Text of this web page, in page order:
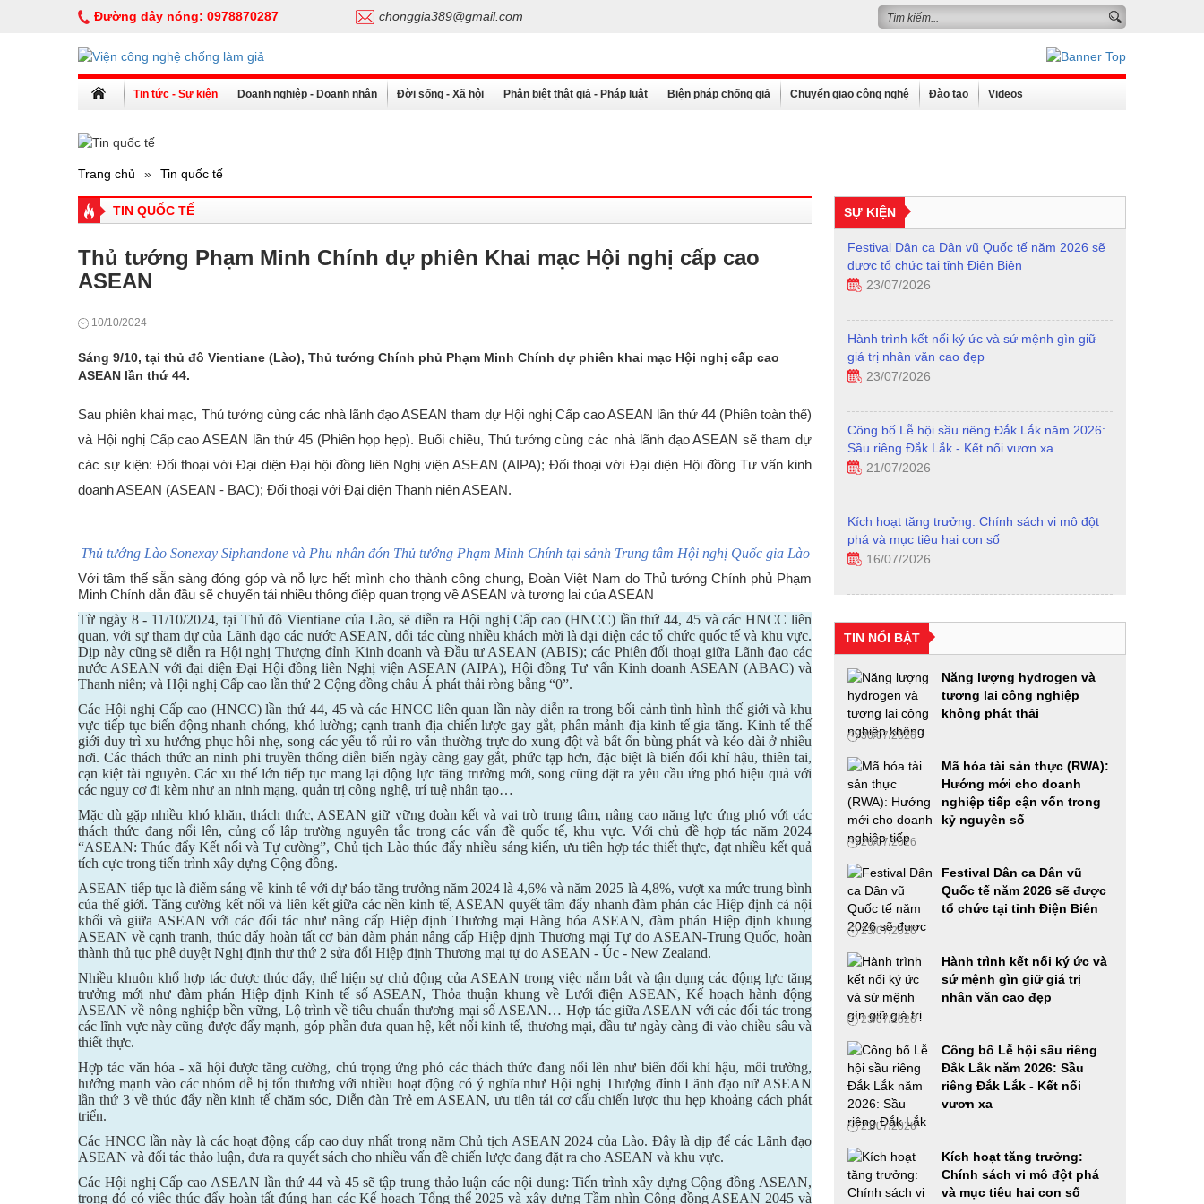
Đường dây nóng: 0978870287 chonggia389@gmail.com
Tin tức - Sự kiện Doanh nghiệp - Doanh nhân Đời sống - Xã hội Phân biệt thật giả - Pháp luật Biện pháp chống giả Chuyển giao công nghệ Đào tạo Videos
Trang chủ » Tin quốc tế
TIN QUỐC TẾ
Thủ tướng Phạm Minh Chính dự phiên Khai mạc Hội nghị cấp cao
ASEAN
10/10/2024
Sáng 9/10, tại thủ đô Vientiane (Lào), Thủ tướng Chính phủ Phạm Minh Chính dự phiên khai mạc Hội nghị cấp cao
ASEAN lần thứ 44.
Sau phiên khai mạc, Thủ tướng cùng các nhà lãnh đạo ASEAN tham dự Hội nghị Cấp cao ASEAN lần thứ 44 (Phiên toàn thể)
và Hội nghị Cấp cao ASEAN lần thứ 45 (Phiên họp hẹp). Buổi chiều, Thủ tướng cùng các nhà lãnh đạo ASEAN sẽ tham dự
các sự kiện: Đối thoại với Đại diện Đại hội đồng liên Nghị viện ASEAN (AIPA); Đối thoại với Đại diện Hội đồng Tư vấn kinh
doanh ASEAN (ASEAN - BAC); Đối thoại với Đại diện Thanh niên ASEAN.
Thủ tướng Lào Sonexay Siphandone và Phu nhân đón Thủ tướng Phạm Minh Chính tại sảnh Trung tâm Hội nghị Quốc gia Lào
Với tâm thế sẵn sàng đóng góp và nỗ lực hết mình cho thành công chung, Đoàn Việt Nam do Thủ tướng Chính phủ Phạm
Minh Chính dẫn đầu sẽ chuyển tải nhiều thông điệp quan trọng về ASEAN và tương lai của ASEAN
Từ ngày 8 - 11/10/2024, tại Thủ đô Vientiane của Lào, sẽ diễn ra Hội nghị Cấp cao (HNCC) lần thứ 44, 45 và các HNCC liên
quan, với sự tham dự của Lãnh đạo các nước ASEAN, đối tác cùng nhiều khách mời là đại diện các tổ chức quốc tế và khu vực.
Dịp này cũng sẽ diễn ra Hội nghị Thượng đỉnh Kinh doanh và Đầu tư ASEAN (ABIS); các Phiên đối thoại giữa Lãnh đạo các
nước ASEAN với đại diện Đại Hội đồng liên Nghị viện ASEAN (AIPA), Hội đồng Tư vấn Kinh doanh ASEAN (ABAC) và
Thanh niên; và Hội nghị Cấp cao lần thứ 2 Cộng đồng châu Á phát thải ròng bằng “0”.
Các Hội nghị Cấp cao (HNCC) lần thứ 44, 45 và các HNCC liên quan lần này diễn ra trong bối cảnh tình hình thế giới và khu
vực tiếp tục biến động nhanh chóng, khó lường; cạnh tranh địa chiến lược gay gắt, phân mảnh địa kinh tế gia tăng. Kinh tế thế
giới duy trì xu hướng phục hồi nhẹ, song các yếu tố rủi ro vẫn thường trực do xung đột và bất ổn bùng phát và kéo dài ở nhiều
nơi. Các thách thức an ninh phi truyền thống diễn biến ngày càng gay gắt, phức tạp hơn, đặc biệt là biến đổi khí hậu, thiên tai,
cạn kiệt tài nguyên. Các xu thế lớn tiếp tục mang lại động lực tăng trưởng mới, song cũng đặt ra yêu cầu ứng phó hiệu quả với
các nguy cơ đi kèm như an ninh mạng, quản trị công nghệ, trí tuệ nhân tạo…
Mặc dù gặp nhiều khó khăn, thách thức, ASEAN giữ vững đoàn kết và vai trò trung tâm, nâng cao năng lực ứng phó với các
thách thức đang nổi lên, củng cố lâp trường nguyên tắc trong các vấn đề quốc tế, khu vực. Với chủ đề hợp tác năm 2024
“ASEAN: Thúc đẩy Kết nối và Tự cường”, Chủ tịch Lào thúc đẩy nhiều sáng kiến, ưu tiên hợp tác thiết thực, đạt nhiều kết quả
tích cực trong tiến trình xây dựng Cộng đồng.
ASEAN tiếp tục là điểm sáng về kinh tế với dự báo tăng trưởng năm 2024 là 4,6% và năm 2025 là 4,8%, vượt xa mức trung bình
của thế giới. Tăng cường kết nối và liên kết giữa các nền kinh tế, ASEAN quyết tâm đẩy nhanh đàm phán các Hiệp định cả nội
khối và giữa ASEAN với các đối tác như nâng cấp Hiệp định Thương mại Hàng hóa ASEAN, đàm phán Hiệp định khung
ASEAN về cạnh tranh, thúc đẩy hoàn tất cơ bản đàm phán nâng cấp Hiệp định Thương mại Tự do ASEAN-Trung Quốc, hoàn
thành thủ tục phê duyệt Nghị định thư thứ 2 sửa đổi Hiệp định Thương mại tự do ASEAN - Úc - New Zealand.
Nhiều khuôn khổ hợp tác được thúc đẩy, thể hiện sự chủ động của ASEAN trong việc nắm bắt và tận dụng các động lực tăng
trưởng mới như đàm phán Hiệp định Kinh tế số ASEAN, Thỏa thuận khung về Lưới điện ASEAN, Kế hoạch hành động
ASEAN về nông nghiệp bền vững, Lộ trình về tiêu chuẩn thương mại số ASEAN… Hợp tác giữa ASEAN với các đối tác trong
các lĩnh vực này cũng được đẩy mạnh, góp phần đưa quan hệ, kết nối kinh tế, thương mại, đầu tư ngày càng đi vào chiều sâu và
thiết thực.
Hợp tác văn hóa - xã hội được tăng cường, chú trọng ứng phó các thách thức đang nổi lên như biến đổi khí hậu, môi trường,
hướng mạnh vào các nhóm dễ bị tổn thương với nhiều hoạt động có ý nghĩa như Hội nghị Thượng đỉnh Lãnh đạo nữ ASEAN
lần thứ 3 về thúc đẩy nền kinh tế chăm sóc, Diễn đàn Trẻ em ASEAN, ưu tiên tái cơ cấu chiến lược thu hẹp khoảng cách phát
triển.
Các HNCC lần này là các hoạt động cấp cao duy nhất trong năm Chủ tịch ASEAN 2024 của Lào. Đây là dịp để các Lãnh đạo
ASEAN và đối tác thảo luận, đưa ra quyết sách cho nhiều vấn đề chiến lược đang đặt ra cho ASEAN và khu vực.
Các Hội nghị Cấp cao ASEAN lần thứ 44 và 45 sẽ tập trung thảo luận các nội dung: Tiến trình xây dựng Cộng đồng ASEAN,
trong đó có việc thúc đẩy hoàn tất đúng hạn các Kế hoạch Tổng thể 2025 và xây dựng Tầm nhìn Cộng đồng ASEAN 2045 và
SỰ KIỆN
Festival Dân ca Dân vũ Quốc tế năm 2026 sẽ
được tổ chức tại tỉnh Điện Biên
23/07/2026
Hành trình kết nối ký ức và sứ mệnh gìn giữ
giá trị nhân văn cao đẹp
23/07/2026
Công bố Lễ hội sầu riêng Đắk Lắk năm 2026:
Sầu riêng Đắk Lắk - Kết nối vươn xa
21/07/2026
Kích hoạt tăng trưởng: Chính sách vi mô đột
phá và mục tiêu hai con số
16/07/2026
đình Việt Nam qua các thời kỳ, thực trạng và
Diễn đàn Phát triển hạ tầng năng lượng thông
minh
24/06/2026
Từ “Con đường tương lai” đến mô hình kinh tế
mới trong thời đại AI
23/06/2026
Diễn đàn Phát triển Nhiên liệu sinh học 2026:
Từ chủ trương của Đảng đến hành động Quốc
gia
VIMEXPO 2026 và Vietnam AutoExpo 2026:
Cầu nối hiệu quả cho các doanh nghiệp trong
ngành Ô tô, xe máy và Công nghiệp hỗ trợ
Ứng dụng công nghệ số, AI và mã hóa tài sản
thực trong phát triển doanh nghiệp Việt Nam
27/05/2026
Phát động cuộc thi Samsung solve for
tomorrow 2026 tại khu vực phía Nam, hoàn
thành chuỗi roadshow ba miền
TIN NỔI BẬT
Năng lượng hydrogen và
tương lai công nghiệp
không phát thải
30/07/2026
Mã hóa tài sản thực (RWA):
Hướng mới cho doanh
nghiệp tiếp cận vốn trong
kỷ nguyên số
26/07/2026
Festival Dân ca Dân vũ
Quốc tế năm 2026 sẽ được
tổ chức tại tỉnh Điện Biên
23/07/2026
Hành trình kết nối ký ức và
sứ mệnh gìn giữ giá trị
nhân văn cao đẹp
23/07/2026
Công bố Lễ hội sầu riêng
Đắk Lắk năm 2026: Sầu
riêng Đắk Lắk - Kết nối
vươn xa
21/07/2026
Kích hoạt tăng trưởng:
Chính sách vi mô đột phá
và mục tiêu hai con số